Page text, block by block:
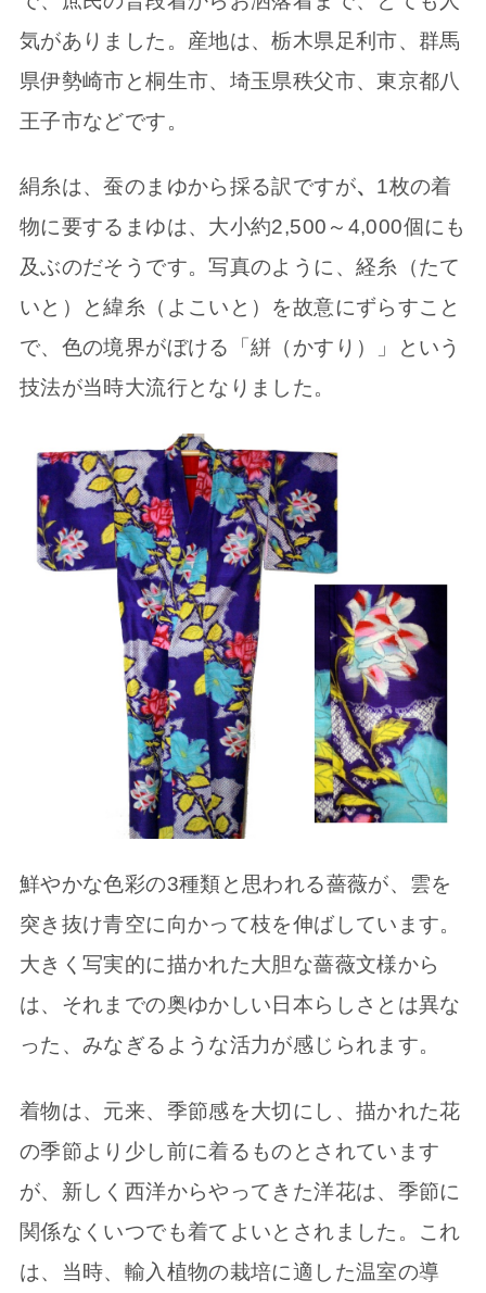
気がありました。産地は、栃木県足利市、群馬
県伊勢崎市と桐生市、埼玉県秩父市、東京都八
王子市などです。
絹糸は、蚕のまゆから採る訳ですが、 1枚の着
物に要するまゆは、大小約2,500～4,000個にも
及ぶのだそうです。写真のように、経糸（たて
いと）と緯糸（よこいと）を故意にずらすこと
で、色の境界がぼける「絣（かすり）」という
技法が当時大流行となりました。
鮮やかな色彩の3種類と思われる薔薇が、雲を
突き抜け青空に向かって枝を伸ばしています。
大きく写実的に描かれた大胆な薔薇文様から
は、それまでの奥ゆかしい日本らしさとは異な
った、みなぎるような活力が感じられます。
着物は、元来、季節感を大切にし、描かれた花
の季節より少し前に着るものとされています
が、新しく西洋からやってきた洋花は、季節に
関係なくいつでも着てよいとされました。これ
は、当時、輸入植物の栽培に適した温室の導